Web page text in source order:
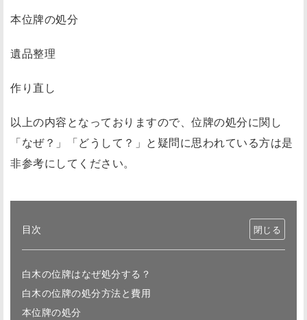
本位牌の処分
遺品整理
作り直し
以上の内容となっておりますので、位牌の処分に関し
「なぜ？」「どうして？」と疑問に思われている方は是
非参考にしてください。
目次
白木の位牌はなぜ処分する？
白木の位牌の処分方法と費用
本位牌の処分